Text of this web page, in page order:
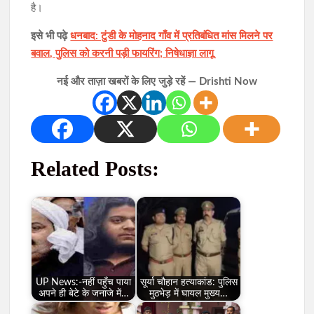
है।
इसे भी पढ़ेधनबाद: टुंडी के मोहनाद गाँव में प्रतिबंधित मांस मिलने पर
बवाल, पुलिस को करनी पड़ी फायरिंग; निषेधाज्ञा लागू
नई और ताज़ा खबरों के लिए जुड़े रहें — Drishti Now
Related Posts:
UP News:-नहीं पहुँच पाया
अपने ही बेटे के जनाजे में…
सूर्या चौहान हत्याकांड: पुलिस
मुठभेड़ में घायल मुख्य…